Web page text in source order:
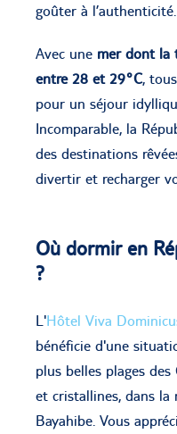
goûter à l’authenticité.
Avec une mer dont la
entre 28 et 29°C,
pour un séjour
Incomparable, la
des destinations
divertir et recharger
Où dormir en
?
L'Hôtel Viva
bénéficie d'une
plus belles plages des
et cristallines, dans la
Bayahibe. Vous